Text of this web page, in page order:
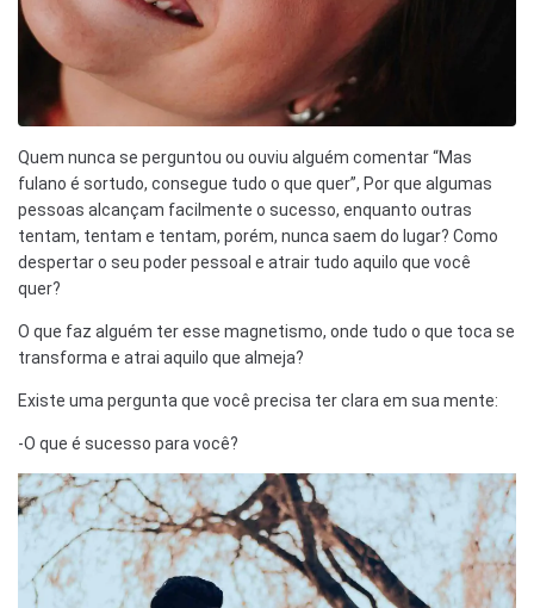
Quem nunca se perguntou ou ouviu alguém comentar “Mas
fulano é sortudo, consegue tudo o que quer”, Por que algumas
pessoas alcançam facilmente o sucesso, enquanto outras
tentam, tentam e tentam, porém, nunca saem do lugar? Como
despertar o seu poder pessoal e atrair tudo aquilo que você
quer?
O que faz alguém ter esse magnetismo, onde tudo o que toca se
transforma e atrai aquilo que almeja?
Existe uma pergunta que você precisa ter clara em sua mente:
-O que é sucesso para você?